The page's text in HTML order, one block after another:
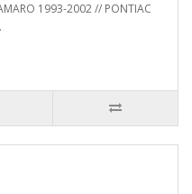
1993-2002 // PONTIAC